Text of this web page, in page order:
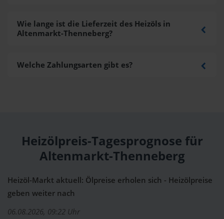
Wie lange ist die Lieferzeit des Heizöls in
Altenmarkt-Thenneberg?
Welche Zahlungsarten gibt es?
Heizölpreis-Tagesprognose für
Altenmarkt-Thenneberg
Heizöl-Markt aktuell: Ölpreise erholen sich - Heizölpreise
geben weiter nach
06.08.2026, 09:22 Uhr